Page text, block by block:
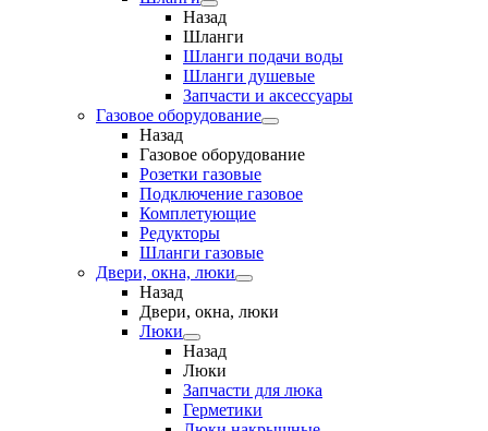
Назад
Шланги
Шланги подачи воды
Шланги душевые
Запчасти и аксессуары
Газовое оборудование
Назад
Газовое оборудование
Розетки газовые
Подключение газовое
Комплетующие
Редукторы
Шланги газовые
Двери, окна, люки
Назад
Двери, окна, люки
Люки
Назад
Люки
Запчасти для люка
Герметики